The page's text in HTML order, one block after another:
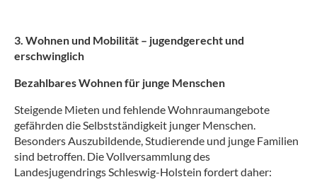
3. Wohnen und Mobilität – jugendgerecht und
erschwinglich
Bezahlbares Wohnen für junge Menschen
Steigende Mieten und fehlende Wohnraumangebote
gefährden die Selbstständigkeit junger Menschen.
Besonders Auszubildende, Studierende und junge Familien
sind betroffen. Die Vollversammlung des
Landesjugendrings Schleswig-Holstein fordert daher: